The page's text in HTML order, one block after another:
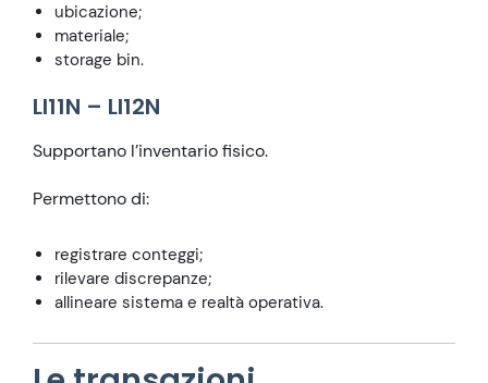
ubicazione;
materiale;
storage bin.
LI11N – LI12N
Supportano l’inventario fisico.
Permettono di:
registrare conteggi;
rilevare discrepanze;
allineare sistema e realtà operativa.